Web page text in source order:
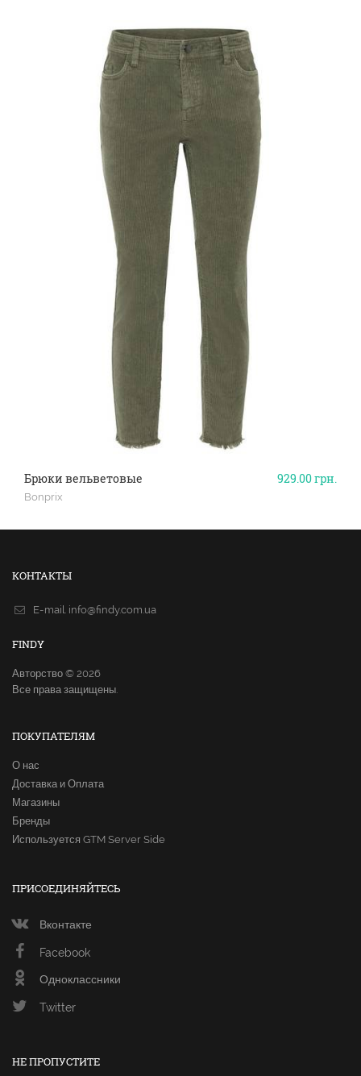
929.00грн.
Брюки вельветовые
Bonprix
КОНТАКТЫ
E-mail. info@findy.com.ua
FINDY
Авторство © 2026
Все права защищены.
ПОКУПАТЕЛЯМ
О нас
Доставка и Оплата
Магазины
Бренды
Используется GTM Server Side
ПРИСОЕДИНЯЙТЕСЬ
Вконтакте
Facebook
Одноклассники
Twitter
НЕ ПРОПУСТИТЕ